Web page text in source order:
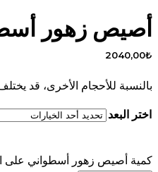
أصيص زهور
2040,00₺
بالنسبة للأحجام الأخرى، قد
اختر البعد
كمية أصيص زهور أسطواني على